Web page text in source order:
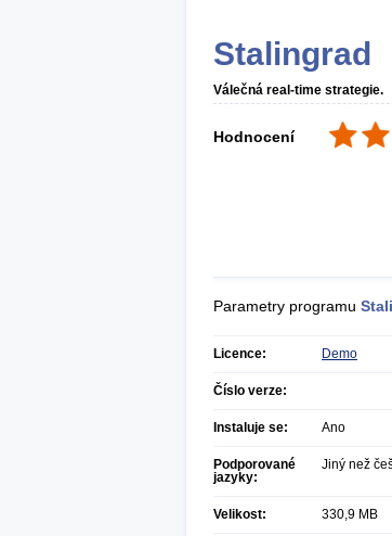
Stalingrad
Válečná real-time strategie.
Hodnocení
Parametry programu
Licence: Demo
Číslo verze:
Instaluje se: Ano
Podporované
jazyky:
Jiný než
Velikost: 330,9 MB